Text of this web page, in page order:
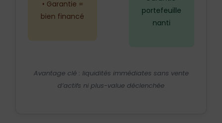
• Garantie =
bien financé
portefeuille
nanti
Avantage clé : liquidités immédiates sans vente
d’actifs ni plus-value déclenchée